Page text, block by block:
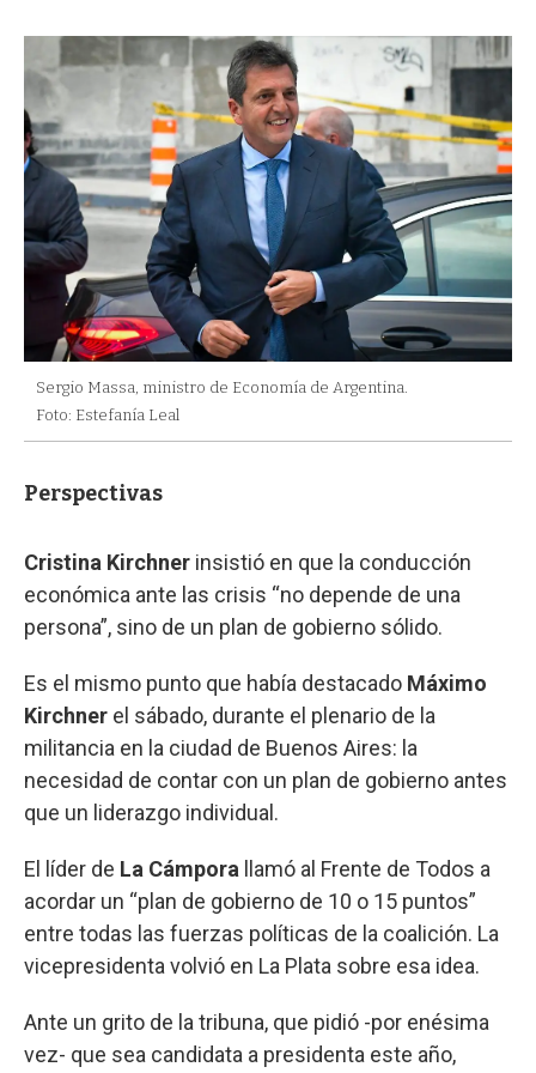
Sergio Massa, ministro de Economía de Argentina.
Foto: Estefanía Leal
Perspectivas
Cristina Kirchner insistió en que la conducción
económica ante las crisis “no depende de una
persona”, sino de un plan de gobierno sólido.
Es el mismo punto que había destacado Máximo
Kirchner el sábado, durante el plenario de la
militancia en la ciudad de Buenos Aires: la
necesidad de contar con un plan de gobierno antes
que un liderazgo individual.
El líder de La Cámpora llamó al Frente de Todos a
acordar un “plan de gobierno de 10 o 15 puntos”
entre todas las fuerzas políticas de la coalición. La
vicepresidenta volvió en La Plata sobre esa idea.
Ante un grito de la tribuna, que pidió -por enésima
vez- que sea candidata a presidenta este año,